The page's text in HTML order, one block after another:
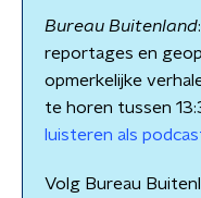
Bureau Buitenland
reportages en
opmerkelijke
te horen tussen
luisteren als
Volg Bureau